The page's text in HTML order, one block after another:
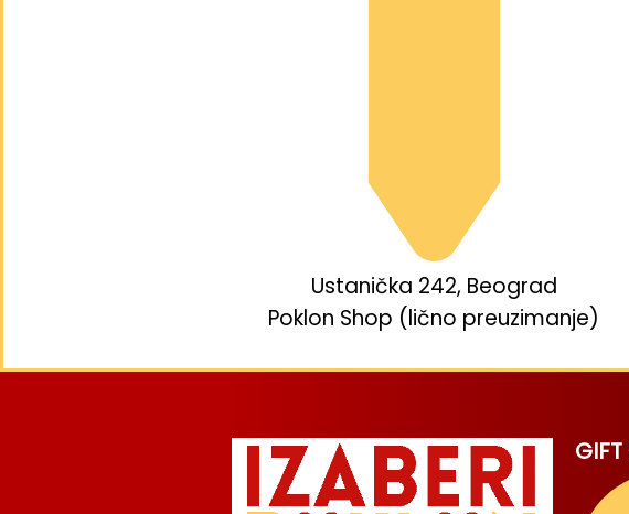
Ustanička 242, Beograd
Poklon Shop (lično preuzimanje)